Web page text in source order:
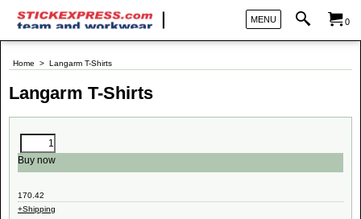
MENU 0
Home > Langarm T-Shirts
Langarm T-Shirts
Buy now
170.42
+Shipping